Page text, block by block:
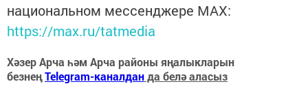
национальном мессенджере MАХ:
https://max.ru/tatmedia
Хәзер Арча һәм Арча районы яңалыкларын
безнеңTelegram-каналданда белә аласыз